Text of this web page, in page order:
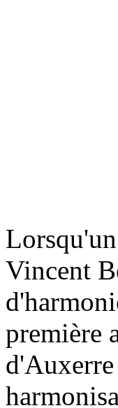
Vincent
première
d'Auxerre